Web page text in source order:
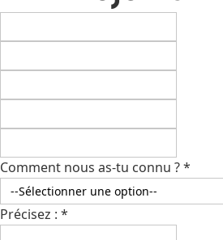
Comment nous as-tu connu ?*
Précisez : *